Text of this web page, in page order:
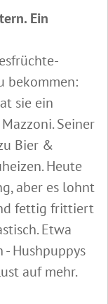
Ein
bekommen:
sie ein
Seiner
Bier &
Heute
aber es lohnt
fettig frittiert
Etwa
Hushpuppys
auf mehr.